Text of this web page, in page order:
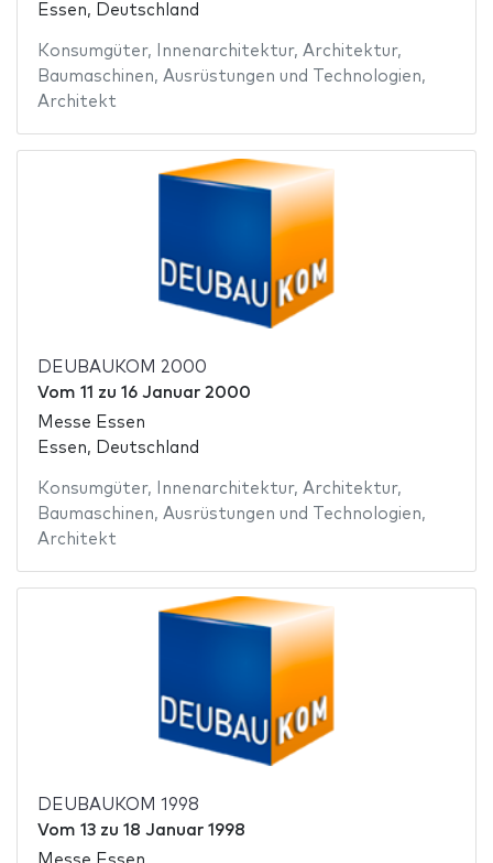
Essen, Deutschland
Konsumgüter, Innenarchitektur, Architektur,
Baumaschinen, Ausrüstungen und Technologien,
Architekt
DEUBAUKOM 2000
Vom 11 zu 16 Januar 2000
Messe Essen
Essen, Deutschland
Konsumgüter, Innenarchitektur, Architektur,
Baumaschinen, Ausrüstungen und Technologien,
Architekt
DEUBAUKOM 1998
Vom 13zu 18 Januar 1998